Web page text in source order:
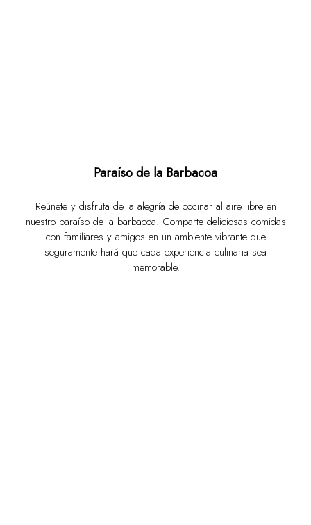
Paraíso de la Barbacoa
Reúnete y disfruta de la alegría de cocinar al aire libre en
nuestro paraíso de la barbacoa. Comparte deliciosas comidas
con familiares y amigos en un ambiente vibrante que
seguramente hará que cada experiencia culinaria sea
memorable.